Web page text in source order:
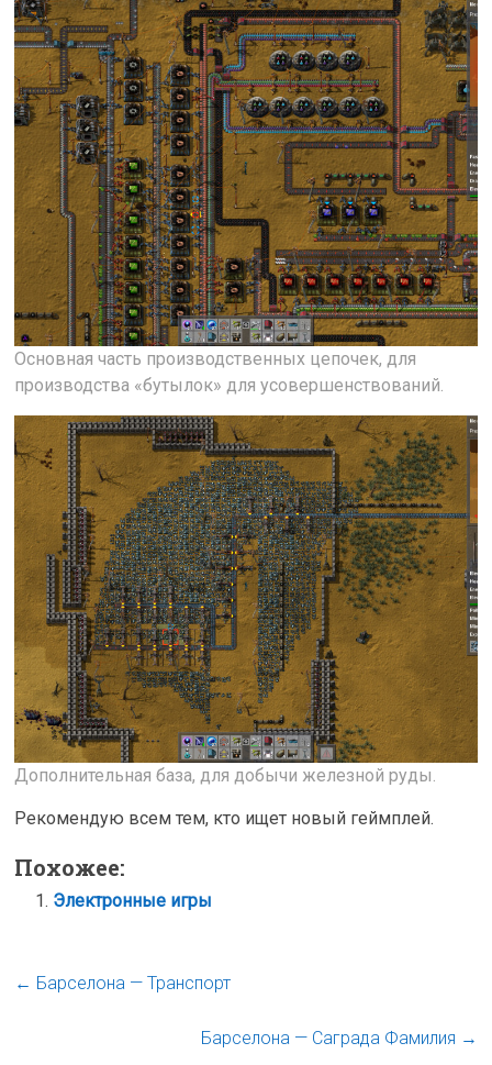
Основная часть производственных цепочек, для
производства «бутылок» для усовершенствований.
Дополнительная база, для добычи железной руды.
Рекомендую всем тем, кто ищет новый геймплей.
Похожее:
Электронные игры
← Барселона — Транспорт
Барселона — Саграда Фамилия →